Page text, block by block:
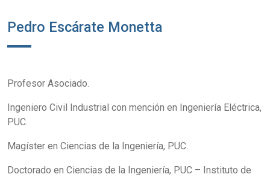
Pedro Escárate Monetta
Profesor Asociado.
Ingeniero Civil Industrial con mención en Ingeniería Eléctrica,
PUC.
Magíster en Ciencias de la Ingeniería, PUC.
Doctorado en Ciencias de la Ingeniería, PUC – Instituto de